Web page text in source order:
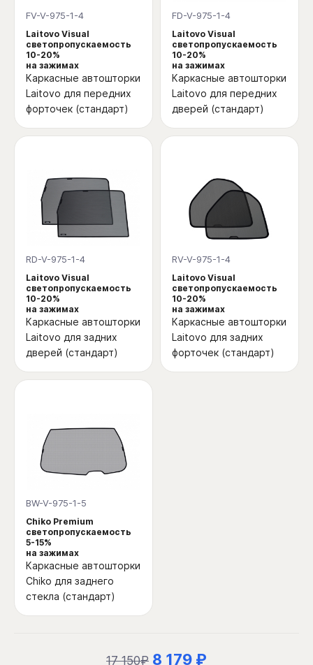
FV-V-975-1-4
Laitovo Visual
светопропускаемость
10-20%
на зажимах
Каркасные автошторки
Laitovo для передних
форточек (стандарт)
FD-V-975-1-4
Laitovo Visual
светопропускаемость
10-20%
на зажимах
Каркасные автошторки
Laitovo для передних
дверей (стандарт)
RD-V-975-1-4
Laitovo Visual
светопропускаемость
10-20%
на зажимах
Каркасные автошторки
Laitovo для задних
дверей (стандарт)
RV-V-975-1-4
Laitovo Visual
светопропускаемость
10-20%
на зажимах
Каркасные автошторки
Laitovo для задних
форточек (стандарт)
BW-V-975-1-5
Chiko Premium
светопропускаемость
5-15%
на зажимах
Каркасные автошторки
Chiko для заднего
стекла (стандарт)
17 150₽ 8 179 ₽